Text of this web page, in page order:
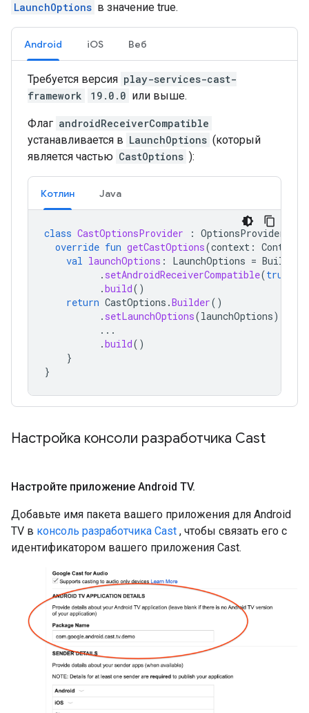
LaunchOptions в значение true.
Android iOS Веб
Требуется версия play-services-cast-
framework
19.0.0 или выше.
Флаг androidReceiverCompatible
устанавливается в LaunchOptions (который
является частью CastOptions ):
Котлин Java
class CastOptionsProvider : OptionsProvider
override fun getCastOptions(context :
val launchOptions : LaunchOptions = Builder
. setAndroidReceiverCompatible(true
.build()
return CastOptions .Builder()
. setLaunchOptions(launchOptions)
...
.build()
}
}
Настройка консоли разработчика Cast
Настройте приложение Android TV.
Добавьте имя пакета вашего приложения для Android
TV в консоль разработчика Cast , чтобы связать его с
идентификатором вашего приложения Cast.